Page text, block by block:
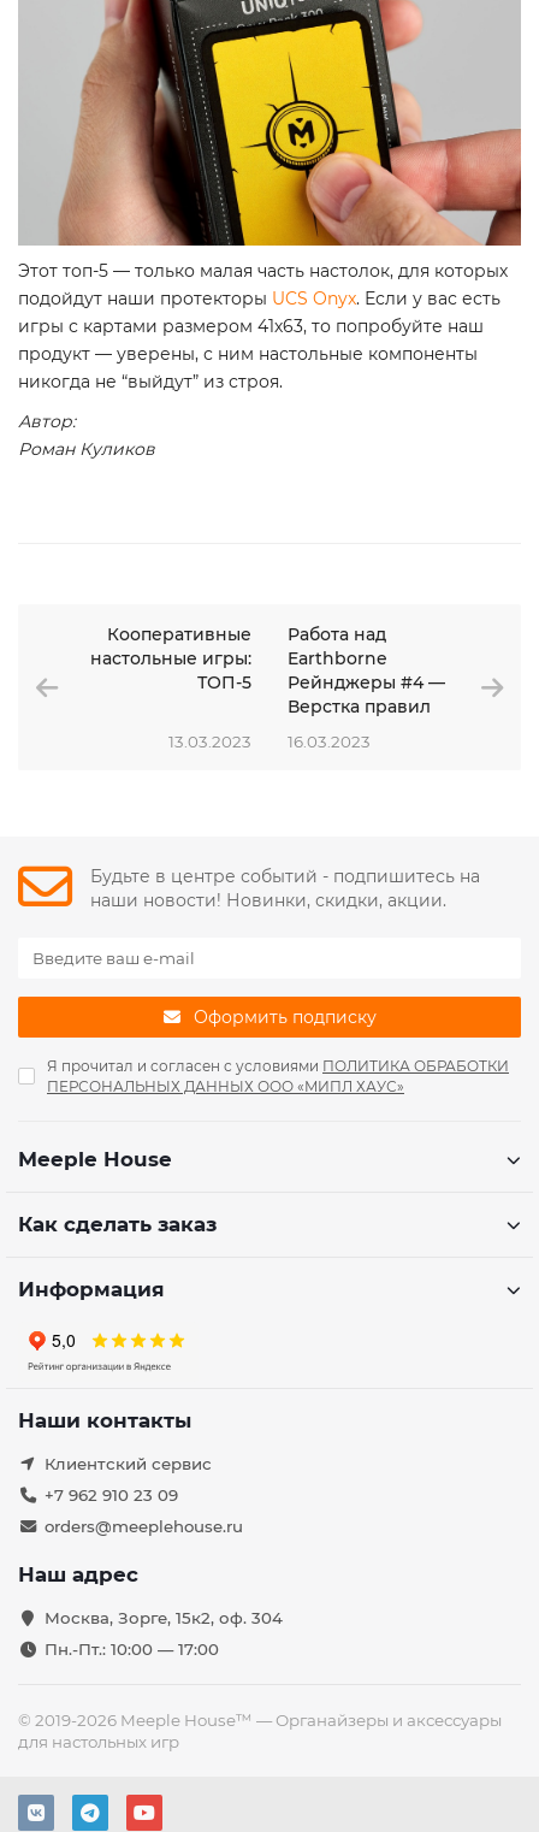
Этот топ-5 — только малая часть настолок, для которых
подойдут наши протекторы UCS Onyx. Если у вас есть
игры с картами размером 41х63, то попробуйте наш
продукт — уверены, с ним настольные компоненты
никогда не “выйдут” из строя.
Автор:
Роман Куликов
Кооперативные
настольные игры:
ТОП-5
13.03.2023
Работа над
Earthborne
Рейнджеры #4 —
Верстка правил
16.03.2023
Будьте в центре событий - подпишитесь на
наши новости! Новинки, скидки, акции.
Оформить подписку
Я прочитал и согласен с условиями ПОЛИТИКА ОБРАБОТКИ
ПЕРСОНАЛЬНЫХ ДАННЫХ ООО «МИПЛ ХАУС»
Meeple House
Как сделать заказ
Информация
Наши контакты
Клиентский сервис
+7 962 910 23 09
orders@meeplehouse.ru
Наш адрес
Москва, Зорге, 15к2, оф. 304
Пн.-Пт.: 10:00 — 17:00
© 2019-2026 Meeple House™ — Органайзеры и аксессуары
для настольных игр